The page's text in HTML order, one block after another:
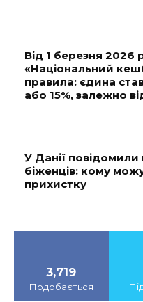
Від 1 березня 2026
«Національний
правила: єдина
або 15%, залежно
У Данії
біженців: кому
прихистку
3,719
Подобається